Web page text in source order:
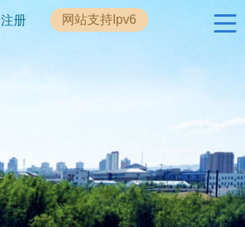
注册 网站支持Ipv6
专题专栏